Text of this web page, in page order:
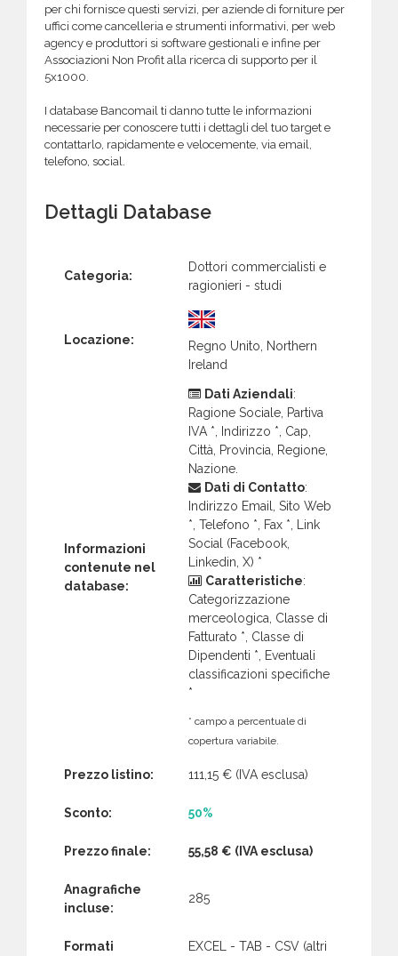
per chi fornisce questi servizi, per aziende di forniture per
uffici come cancelleria e strumenti informativi, per web
agency e produttori si software gestionali e infine per
Associazioni Non Profit alla ricerca di supporto per il
5x1000.
I database Bancomail ti danno tutte le informazioni
necessarie per conoscere tutti i dettagli del tuo target e
contattarlo, rapidamente e velocemente, via email,
telefono, social.
Dettagli Database
Categoria:
Dottori commercialisti e
ragionieri - studi
Locazione:
Regno Unito, Northern
Ireland
Informazioni
contenute nel
database:
Dati Aziendali:
Ragione Sociale, Partiva
IVA *, Indirizzo *, Cap,
Città, Provincia, Regione,
Nazione.
Dati di Contatto:
Indirizzo Email, Sito Web
*, Telefono *, Fax *, Link
Social (Facebook,
Linkedin, X) *
Caratteristiche:
Categorizzazione
merceologica, Classe di
Fatturato *, Classe di
Dipendenti *, Eventuali
classificazioni specifiche
*
* campo a percentuale di
copertura variabile.
Prezzo listino: 111,15 € (IVA esclusa)
Sconto: 50%
Prezzo finale: 55,58 € (IVA esclusa)
Anagrafiche
incluse:
285
Formati EXCEL - TAB - CSV (altri